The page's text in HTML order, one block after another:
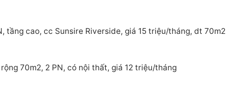
tầng cao, cc Sunsire Riverside, giá 15 triệu/tháng, dt 70m2
70m2, 2 PN, có nội thất, giá 12 triệu/tháng